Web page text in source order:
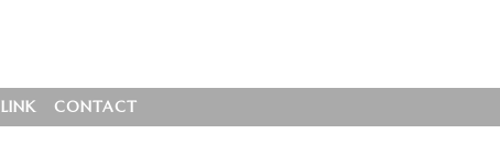
LINK CONTACT